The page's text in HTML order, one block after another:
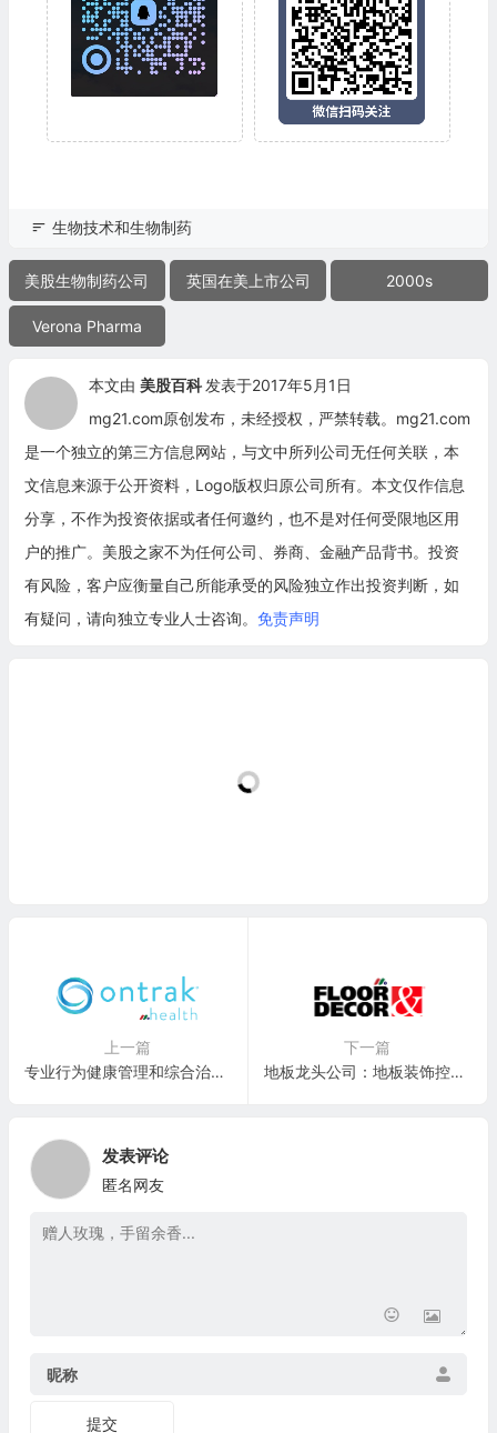
生物技术和生物制药
美股生物制药公司 英国在美上市公司 2000s
Verona Pharma
本文由 美股百科 发表于2017年5月1日
mg21.com原创发布，未经授权，严禁转载。mg21.com
是一个独立的第三方信息网站，与文中所列公司无任何关联，本
文信息来源于公开资料，Logo版权归原公司所有。本文仅作信息
分享，不作为投资依据或者任何邀约，也不是对任何受限地区用
户的推广。美股之家不为任何公司、券商、金融产品背书。投资
有风险，客户应衡量自己所能承受的风险独立作出投资判断，如
有疑问，请向独立专业人士咨询。 免责声明
上一篇
专业行为健康管理和综合治疗服务：Ontrak, Inc.(OTRK)
下一篇
地板龙头公司：地板装饰控股 Floor & Decor Holdings(FND)
发表评论
匿名网友
昵称